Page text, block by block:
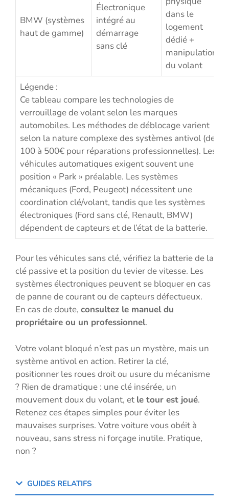
BMW (systèmes
haut de gamme)
Électronique
intégré au
démarrage
sans clé
dans le
logement
dédié +
manipulation
du volant
Légende :
Ce tableau compare les technologies de
verrouillage de volant selon les marques
automobiles. Les méthodes de déblocage varient
selon la nature complexe des systèmes antivol (de
100 à 500€ pour réparations professionnelles). Les
véhicules automatiques exigent souvent une
position « Park » préalable. Les systèmes
mécaniques (Ford, Peugeot) nécessitent une
coordination clé/volant, tandis que les systèmes
électroniques (Ford sans clé, Renault, BMW)
dépendent de capteurs et de l’état de la batterie.
Pour les véhicules sans clé, vérifiez la batterie de la
clé passive et la position du levier de vitesse. Les
systèmes électroniques peuvent se bloquer en cas
de panne de courant ou de capteurs défectueux.
En cas de doute, consultez le manuel du
propriétaire ou un professionnel.
Votre volant bloqué n’est pas un mystère, mais un
système antivol en action. Retirer la clé,
positionner les roues droit ou usure du mécanisme
? Rien de dramatique : une clé insérée, un
mouvement doux du volant, et le tour est joué.
Retenez ces étapes simples pour éviter les
mauvaises surprises. Votre voiture vous obéit à
nouveau, sans stress ni forçage inutile. Pratique,
non ?
GUIDES RELATIFS